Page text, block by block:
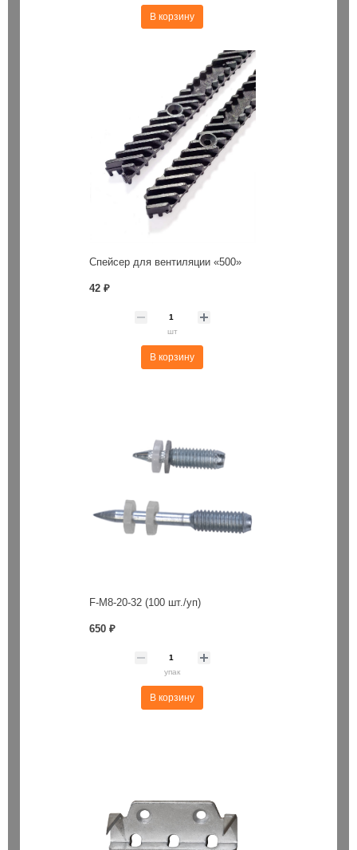
В корзину
Спейсер для вентиляции «500»
42 ₽
шт
В корзину
F-M8-20-32 (100 шт./уп)
650 ₽
упак
В корзину